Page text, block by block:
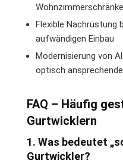
Flexible Nachrüstung
aufwändigen Einbau
Modernisierung von
optisch
FAQ – Häufig
Gurtwicklern
1. Was bedeutet
Gurtwickler?